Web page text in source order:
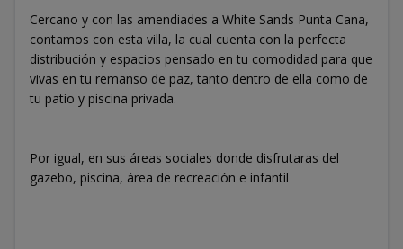
Cercano y con las amendiades a White Sands Punta Cana,
contamos con esta villa, la cual cuenta con la perfecta
distribución y espacios pensado en tu comodidad para que
vivas en tu remanso de paz, tanto dentro de ella como de
tu patio y piscina privada.
Por igual, en sus áreas sociales donde disfrutaras del
gazebo, piscina, área de recreación e infantil